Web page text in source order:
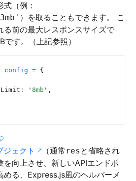
（例：
）を取ることもできます。 こ
る前の最大レスポンスサイズで
す。（上記参照）
config = {
: ' 8mb ' ,
ェクト
（通常 res と省略され
を向上させ、新しいAPIエンドポ
める、Express.js風のヘルパーメ